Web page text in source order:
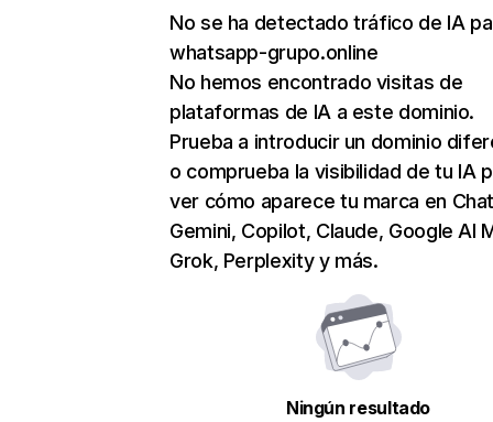
No se ha detectado tráfico de IA
whatsapp-grupo.online
No hemos encontrado visitas de
plataformas de IA a este dominio.
Prueba a introducir un dominio
o comprueba la visibilidad de tu IA
ver cómo aparece tu marca en
Gemini, Copilot, Claude, Google AI
Grok, Perplexity y más.
Ningún resultado